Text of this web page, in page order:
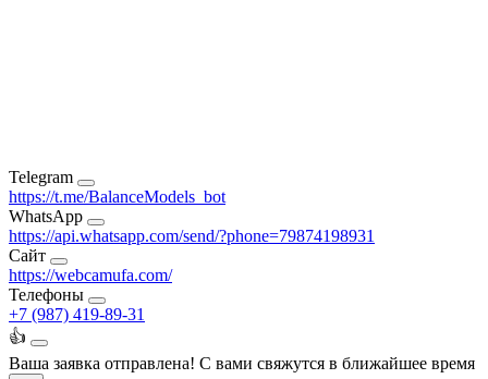
Telegram
https://t.me/BalanceModels_bot
WhatsApp
https://api.whatsapp.com/send/?phone=79874198931
Сайт
https://webcamufa.com/
Телефоны
+7 (987) 419-89-31
👍
Ваша заявка отправлена! С вами свяжутся в ближайшее время